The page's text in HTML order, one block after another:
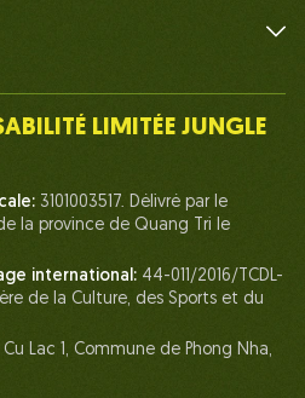
LIMITÉE JUNGLE
3101003517. Délivré par le
la province de Quang Tri le
international: 44-011/2016/TCDL-
de la Culture, des Sports et du
Lac 1, Commune de Phong Nha,